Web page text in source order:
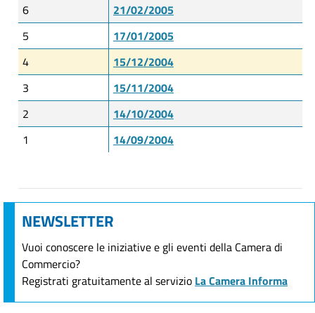
6
21/02/2005
5
17/01/2005
4
15/12/2004
3
15/11/2004
2
14/10/2004
1
14/09/2004
NEWSLETTER
Vuoi conoscere le iniziative e gli eventi della Camera di
Commercio?
Registrati gratuitamente al servizio La Camera Informa